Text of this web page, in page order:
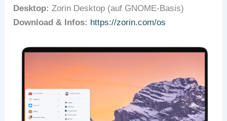
Desktop: Zorin Desktop (auf GNOME-Basis)
Download & Infos: https://zorin.com/os